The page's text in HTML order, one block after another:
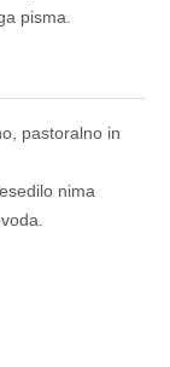
pisma.
pastoralno in
nima